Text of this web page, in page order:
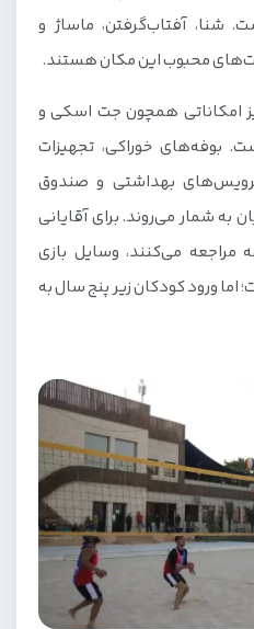
شنا، آفتاب‌گرفتن، ماساژ و
محبوب این مکان هستند.
امکاناتی همچون جت اسکی و
بوفه‌های خوراکی، تجهیزات
بهداشتی و صندوق
به شمار می‌روند. برای آقایانی
مراجعه می‌کنند، وسایل بازی
ورود کودکان زیر پنج سال به